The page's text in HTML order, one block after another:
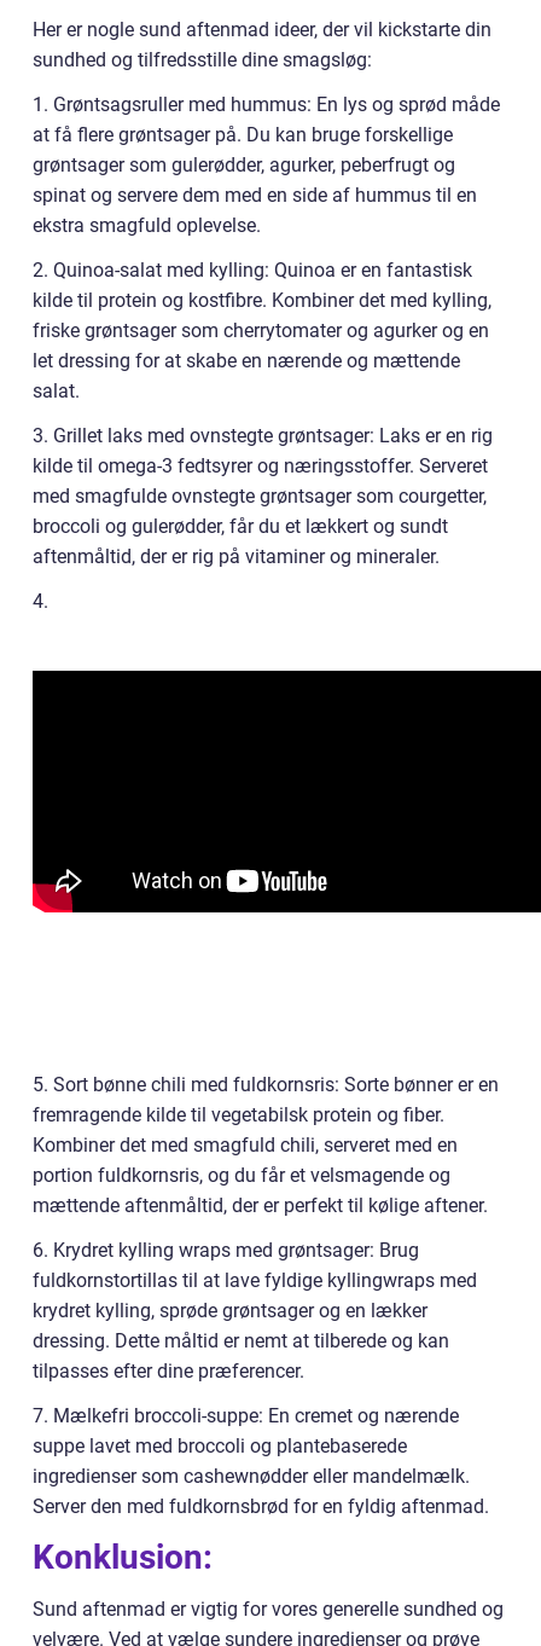
Her er nogle sund aftenmad ideer, der vil kickstarte din
sundhed og tilfredsstille dine smagsløg:
1. Grøntsagsruller med hummus: En lys og sprød måde
at få flere grøntsager på. Du kan bruge forskellige
grøntsager som gulerødder, agurker, peberfrugt og
spinat og servere dem med en side af hummus til en
ekstra smagfuld oplevelse.
2. Quinoa-salat med kylling: Quinoa er en fantastisk
kilde til protein og kostfibre. Kombiner det med kylling,
friske grøntsager som cherrytomater og agurker og en
let dressing for at skabe en nærende og mættende
salat.
3. Grillet laks med ovnstegte grøntsager: Laks er en rig
kilde til omega-3 fedtsyrer og næringsstoffer. Serveret
med smagfulde ovnstegte grøntsager som courgetter,
broccoli og gulerødder, får du et lækkert og sundt
aftenmåltid, der er rig på vitaminer og mineraler.
4.
5. Sort bønne chili med fuldkornsris: Sorte bønner er en
fremragende kilde til vegetabilsk protein og fiber.
Kombiner det med smagfuld chili, serveret med en
portion fuldkornsris, og du får et velsmagende og
mættende aftenmåltid, der er perfekt til kølige aftener.
6. Krydret kylling wraps med grøntsager: Brug
fuldkornstortillas til at lave fyldige kyllingwraps med
krydret kylling, sprøde grøntsager og en lækker
dressing. Dette måltid er nemt at tilberede og kan
tilpasses efter dine præferencer.
7. Mælkefri broccoli-suppe: En cremet og nærende
suppe lavet med broccoli og plantebaserede
ingredienser som cashewnødder eller mandelmælk.
Server den med fuldkornsbrød for en fyldig aftenmad.
Konklusion:
Sund aftenmad er vigtig for vores generelle sundhed og
velvære. Ved at vælge sundere ingredienser og prøve